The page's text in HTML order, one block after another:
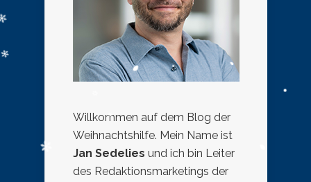
Willkommen auf dem Blog der
Weihnachtshilfe. Mein Name ist
Jan Sedelies und ich bin Leiter
des Redaktionsmarketings der